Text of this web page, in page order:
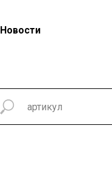
Новости